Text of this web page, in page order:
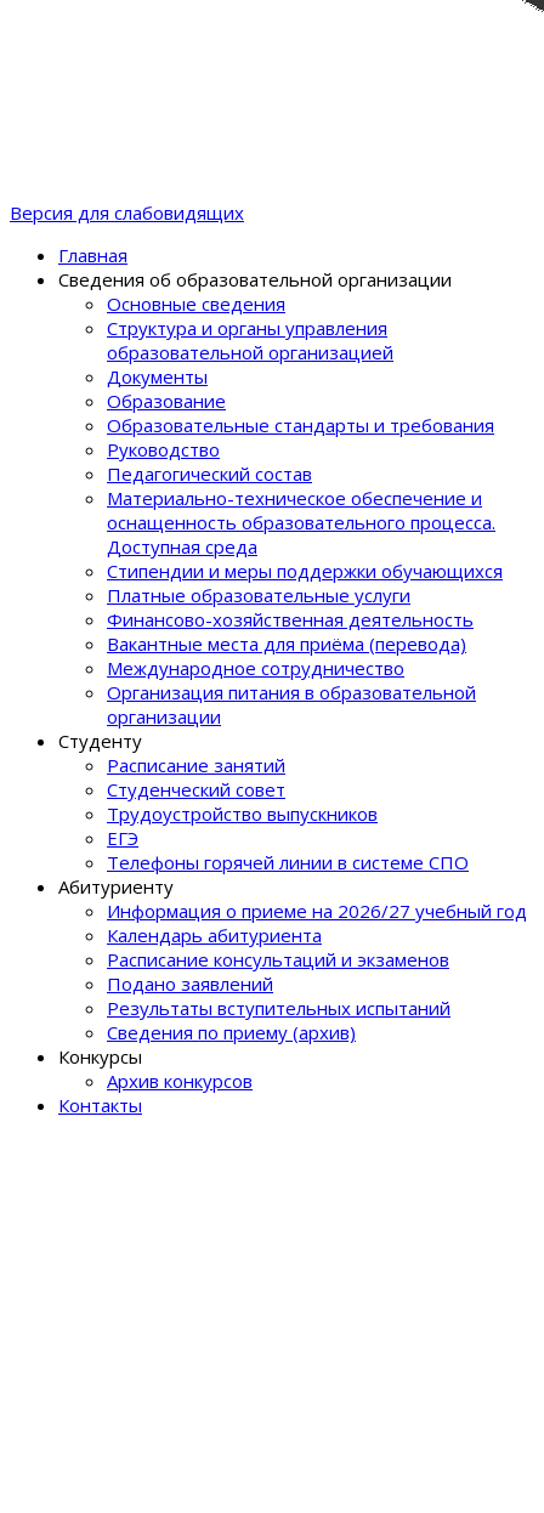
Версия для слабовидящих
Главная
Сведения об образовательной организации
Основные сведения
Структура и органы управления
образовательной организацией
Документы
Образование
Образовательные стандарты и требования
Руководство
Педагогический состав
Материально-техническое обеспечение и
оснащенность образовательного процеcса.
Доступная среда
Стипендии и меры поддержки обучающихся
Платные образовательные услуги
Финансово-хозяйственная деятельность
Вакантные места для приёма (перевода)
Международное сотрудничество
Организация питания в образовательной
организации
Студенту
Расписание занятий
Студенческий совет
Трудоустройство выпускников
ЕГЭ
Телефоны горячей линии в системе СПО
Абитуриенту
Информация о приеме на 2026/27 учебный год
Календарь абитуриента
Расписание консультаций и экзаменов
Подано заявлений
Результаты вступительных испытаний
Сведения по приему (архив)
Конкурсы
Архив конкурсов
Контакты